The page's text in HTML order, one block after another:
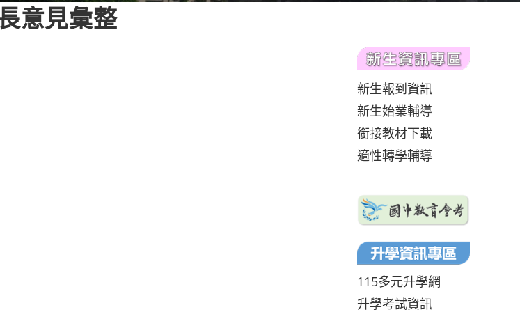
意見彙整
新生報到資訊
新生始業輔導
銜接教材下載
適性轉學輔導
115多元升學網
升學考試資訊